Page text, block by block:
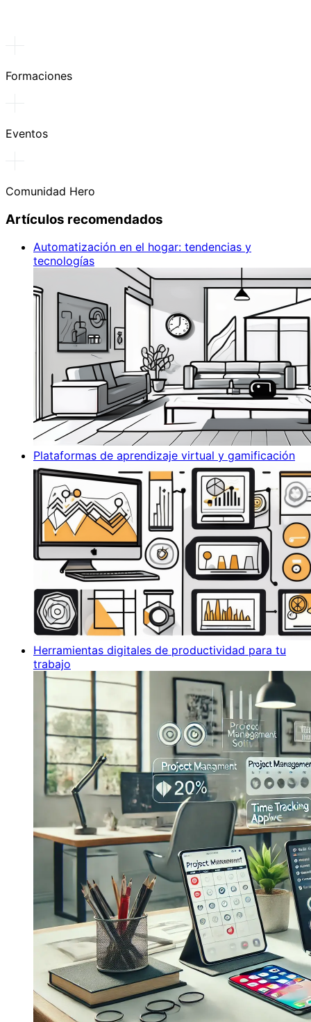
Formaciones
Eventos
Comunidad Hero
Artículos recomendados
Automatización en el hogar: tendencias y
tecnologías
Plataformas de aprendizaje virtual y gamificación
Herramientas digitales de productividad para tu
trabajo